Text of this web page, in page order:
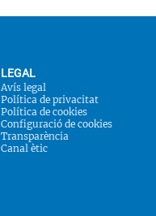
LEGAL
Avís legal
Política de privacitat
Política de cookies
Configuració de cookies
Transparència
Canal ètic